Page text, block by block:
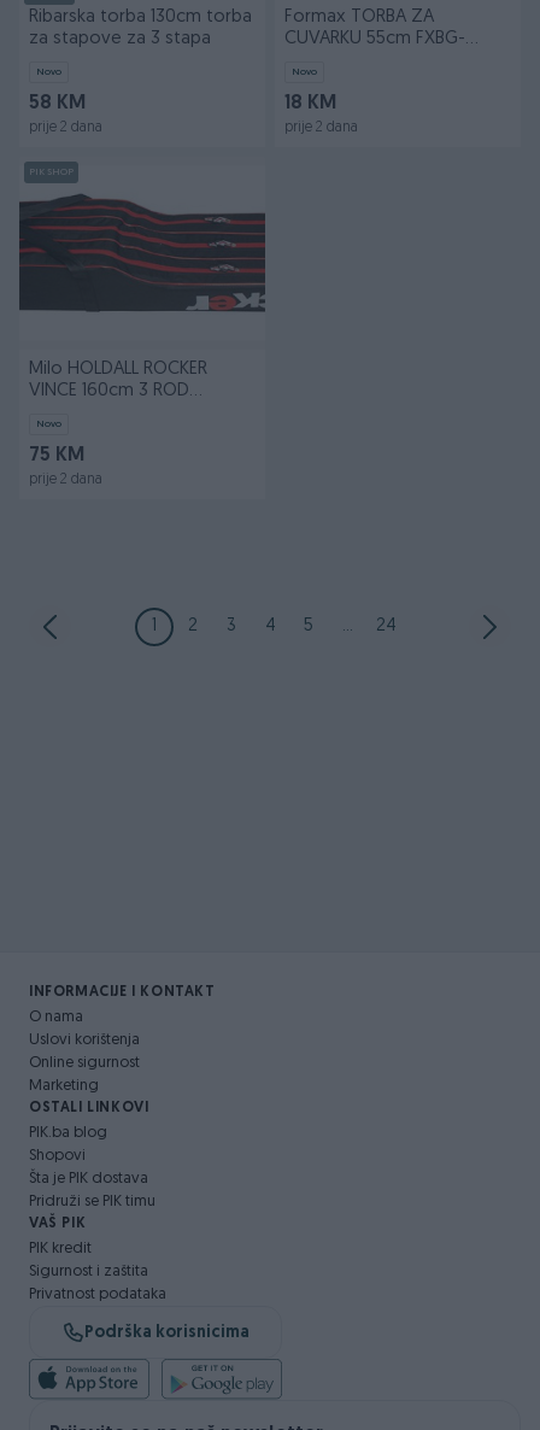
Ribarska torba 130cm torba
za stapove za 3 stapa
Novo
58 KM
prije 2 dana
Formax TORBA ZA
CUVARKU 55cm FXBG-
Novo
18 KM
prije 2 dana
PIK SHOP
Milo HOLDALL ROCKER
VINCE 160cm 3 ROD
Novo
75 KM
prije 2 dana
1 2 3 4 5 ... 24
INFORMACIJE I KONTAKT
O nama
Uslovi korištenja
Online sigurnost
Marketing
OSTALI LINKOVI
PIK.ba blog
Shopovi
Šta je PIK dostava
Pridruži se PIK timu
VAŠ PIK
PIK kredit
Sigurnost i zaštita
Privatnost podataka
Podrška korisnicima